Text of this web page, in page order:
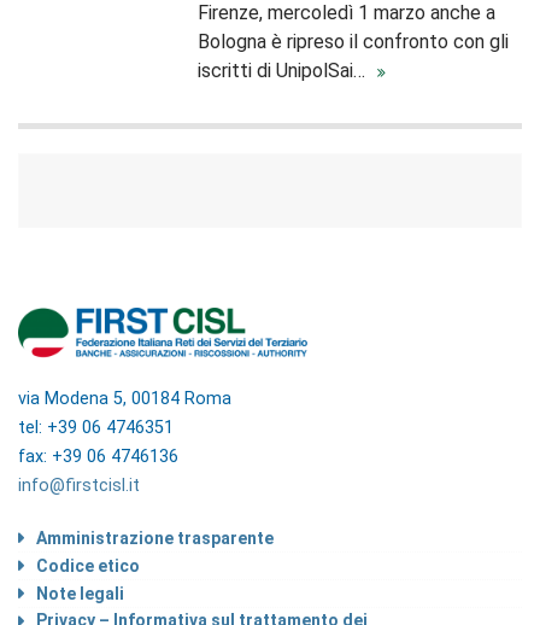
Firenze, mercoledì 1 marzo anche a
Bologna è ripreso il confronto con gli
iscritti di UnipolSai…
via Modena 5, 00184 Roma
tel: +39 06 4746351
fax: +39 06 4746136
info@firstcisl.it
Amministrazione trasparente
Codice etico
Note legali
Privacy – Informativa sul trattamento dei